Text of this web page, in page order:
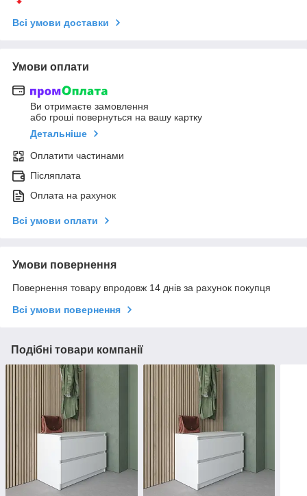
Всі умови доставки
Умови оплати
Ви отримаєте замовлення
або гроші повернуться на вашу картку
Детальніше
Оплатити частинами
Післяплата
Оплата на рахунок
Всі умови оплати
Умови повернення
Повернення товару впродовж 14 днів за рахунок покупця
Всі умови повернення
Подібні товари компанії